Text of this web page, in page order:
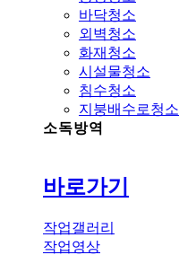
바닥청소
외벽청소
화재청소
시설물청소
침수청소
지붕배수로청소
소독방역
바로가기
작업갤러리
작업영상